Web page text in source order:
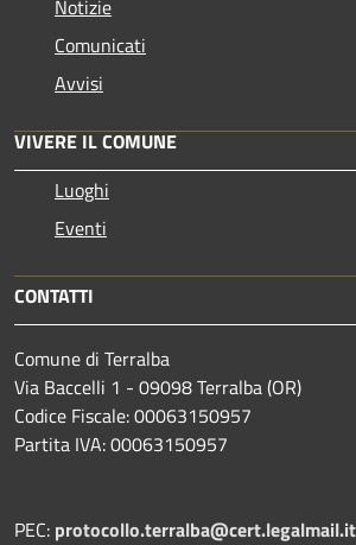
Notizie
Comunicati
Avvisi
VIVERE IL COMUNE
Luoghi
Eventi
CONTATTI
Comune di Terralba
Via Baccelli 1 - 09098 Terralba (OR)
Codice Fiscale: 00063150957
Partita IVA: 00063150957
PEC: protocollo.terralba@cert.legalmail.it